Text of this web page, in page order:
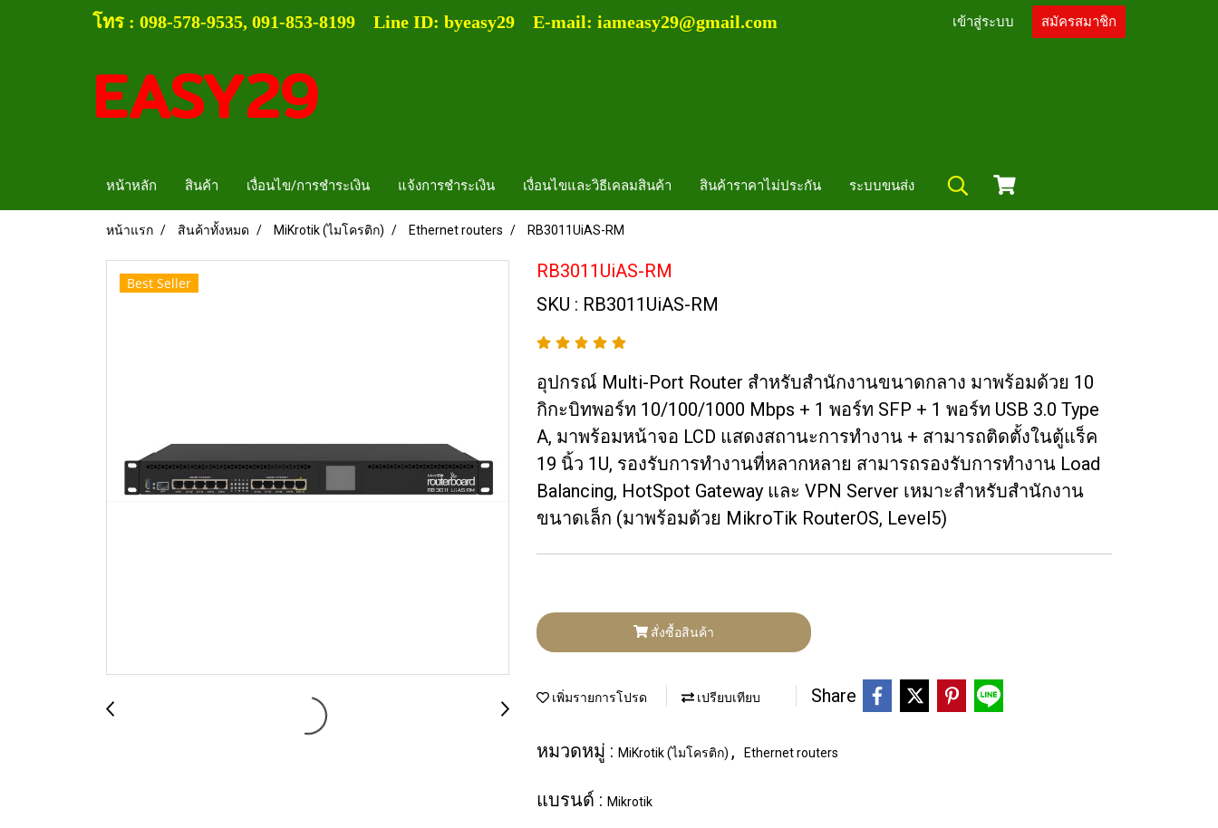
โทร : 098-578-9535, 091-853-8199 Line ID: byeasy29 E-mail: iameasy29@gmail.com เข้าสู่ระบบ สมัครสมาชิก
EASY29
หน้าหลัก สินค้า เงื่อนไข/การชำระเงิน แจ้งการชำระเงิน เงื่อนไขและวิธีเคลมสินค้า สินค้าราคาไม่ประกัน ระบบขนส่ง
หน้าแรก สินค้าทั้งหมด MiKrotik (ไมโครติก) Ethernet routers RB3011UiAS-RM
Best Seller
RB3011UiAS-RM
SKU : RB3011UiAS-RM
อุปกรณ์ Multi-Port Router สำหรับสำนักงานขนาดกลาง มาพร้อมด้วย 10
กิกะบิทพอร์ท 10/100/1000 Mbps + 1 พอร์ท SFP + 1 พอร์ท USB 3.0 Type
A, มาพร้อมหน้าจอ LCD แสดงสถานะการทำงาน + สามารถติดตั้งในตู้แร็ค
19 นิ้ว 1U, รองรับการทำงานที่หลากหลาย สามารถรองรับการทำงาน Load
Balancing, HotSpot Gateway และ VPN Server เหมาะสำหรับสำนักงาน
ขนาดเล็ก (มาพร้อมด้วย MikroTik RouterOS, Level5)
สั่งซื้อสินค้า
เพิ่มรายการโปรด เปรียบเทียบ Share
หมวดหมู่ : MiKrotik (ไมโครติก) , Ethernet routers
แบรนด์ : Mikrotik